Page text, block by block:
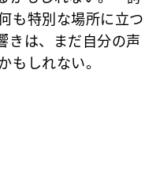
も特別な場所に立つ
は、まだ自分の声
もしれない。